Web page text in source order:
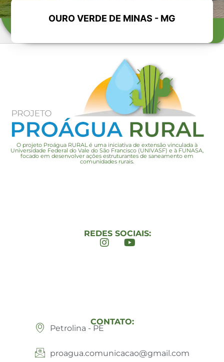
OURO VERDE DE MINAS - MG
O projeto Proágua RURAL é uma iniciativa de extensão vinculada à
Universidade Federal do Vale do São Francisco (UNIVASF) e à FUNASA,
focado em desenvolver ações estruturantes de saneamento em
comunidades rurais.
REDES SOCIAIS:
CONTATO:
Petrolina - PE
proagua.comunicacao@gmail.com